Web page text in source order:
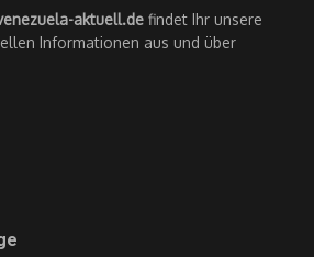
aktuell.de findet Ihr unsere
Informationen aus und über